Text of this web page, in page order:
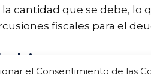
el Consentimiento de las
cantidad que se debe,
fiscales para el
hipoteca